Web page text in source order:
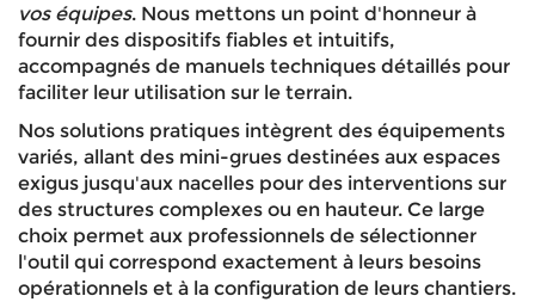
vos équipes. Nous mettons un point d'honneur à
fournir des dispositifs fiables et intuitifs,
accompagnés de manuels techniques détaillés pour
faciliter leur utilisation sur le terrain.
Nos solutions pratiques intègrent des équipements
variés, allant des mini-grues destinées aux espaces
exigus jusqu'aux nacelles pour des interventions sur
des structures complexes ou en hauteur. Ce large
choix permet aux professionnels de sélectionner
l'outil qui correspond exactement à leurs besoins
opérationnels et à la configuration de leurs chantiers.